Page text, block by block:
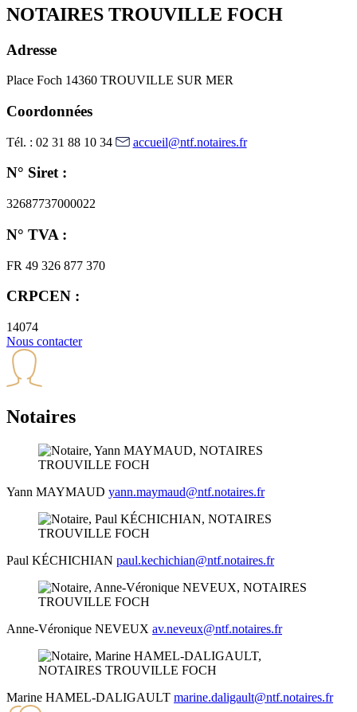
NOTAIRES TROUVILLE FOCH
Adresse
Place Foch 14360 TROUVILLE SUR MER
Coordonnées
Tél. : 02 31 88 10 34 accueil@ntf.notaires.fr
N° Siret :
32687737000022
N° TVA :
FR 49 326 877 370
CRPCEN :
14074
Nous contacter
Notaires
Yann MAYMAUD yann.maymaud@ntf.notaires.fr
Paul KÉCHICHIAN paul.kechichian@ntf.notaires.fr
Anne-Véronique NEVEUX av.neveux@ntf.notaires.fr
Marine HAMEL-DALIGAULT marine.daligault@ntf.notaires.fr